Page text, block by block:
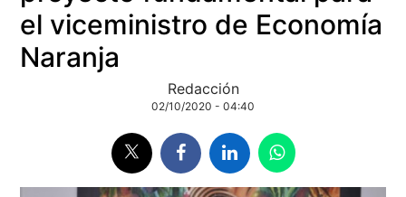
el viceministro de Economía
Naranja
Redacción
02/10/2020 - 04:40